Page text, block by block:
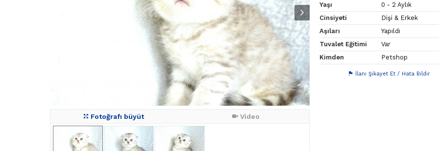
Fotoğrafı büyüt Video
Yaşı
0 - 2 Aylık
Cinsiyeti
Dişi & Erkek
Aşıları
Yapıldı
Tuvalet Eğitimi
Var
Kimden
Petshop
İlanı Şikayet Et / Hata Bildir